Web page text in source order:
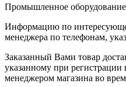
Промышленное оборудование
Информацию по
менеджера по телефонам,
Заказанный Вами товар
указанному при
менеджером магазина во